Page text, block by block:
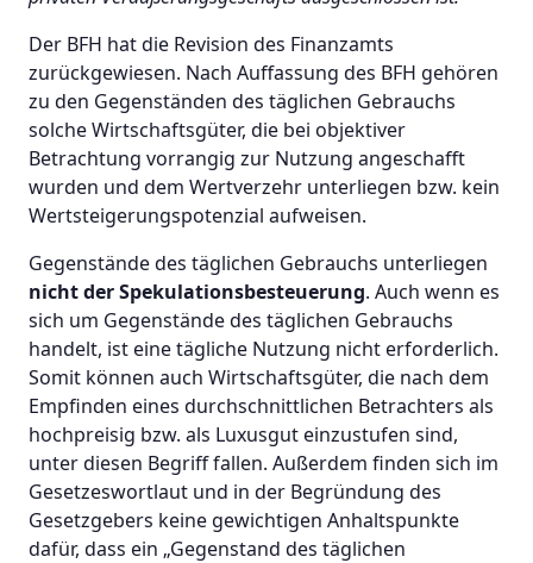
Der BFH hat die Revision des Finanzamts
zurückgewiesen. Nach Auffassung des BFH gehören
zu den Gegenständen des täglichen Gebrauchs
solche Wirtschaftsgüter, die bei objektiver
Betrachtung vorrangig zur Nutzung angeschafft
wurden und dem Wertverzehr unterliegen bzw. kein
Wertsteigerungspotenzial aufweisen.
Gegenstände des täglichen Gebrauchs unterliegen
nicht der Spekulationsbesteuerung. Auch wenn es
sich um Gegenstände des täglichen Gebrauchs
handelt, ist eine tägliche Nutzung nicht erforderlich.
Somit können auch Wirtschaftsgüter, die nach dem
Empfinden eines durchschnittlichen Betrachters als
hochpreisig bzw. als Luxusgut einzustufen sind,
unter diesen Begriff fallen. Außerdem finden sich im
Gesetzeswortlaut und in der Begründung des
Gesetzgebers keine gewichtigen Anhaltspunkte
dafür, dass ein „Gegenstand des täglichen